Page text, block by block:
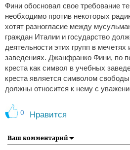
Фини обосновал свое требование
необходимо против некоторых
хотят разногласие между
граждан Италии и государство
деятельности этих групп в мечетях
заведениях. Джанфранко Фини, по
креста как символ в учебных
креста является символом
должны относится к нему с
0 Нравится
Ваш комментарий